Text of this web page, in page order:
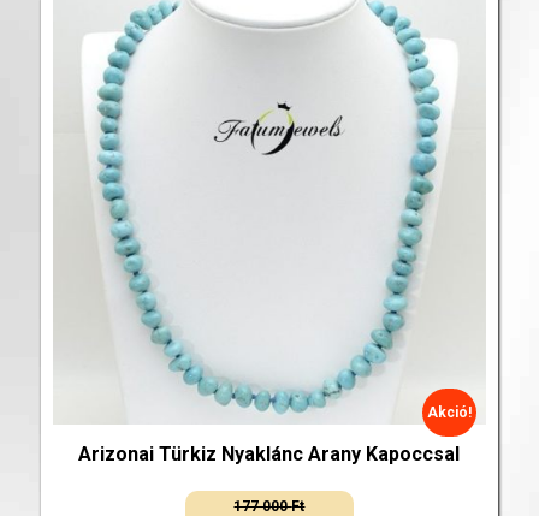
Arizonai Türkiz Nyaklánc Arany Kapoccsal
177 000Ft
Akció!